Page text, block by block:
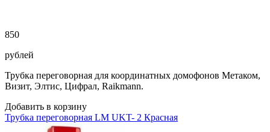
850
рублей
Трубка переговорная для координатных домофонов Метаком,
Визит, Элтис, Цифрал, Raikmann.
Добавить в корзину
Трубка переговорная LM UKT- 2 Красная